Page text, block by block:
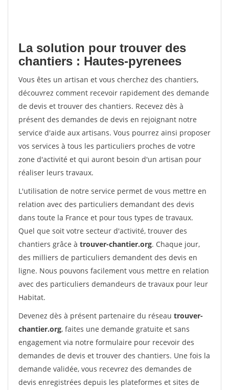
La solution pour trouver des
chantiers : Hautes-pyrenees
Vous êtes un artisan et vous cherchez des chantiers,
découvrez comment recevoir rapidement des demande
de devis et trouver des chantiers. Recevez dès à
présent des demandes de devis en rejoignant notre
service d'aide aux artisans. Vous pourrez ainsi proposer
vos services à tous les particuliers proches de votre
zone d'activité et qui auront besoin d'un artisan pour
réaliser leurs travaux.
L'utilisation de notre service permet de vous mettre en
relation avec des particuliers demandant des devis
dans toute la France et pour tous types de travaux.
Quel que soit votre secteur d'activité, trouver des
chantiers grâce à trouver-chantier.org. Chaque jour,
des milliers de particuliers demandent des devis en
ligne. Nous pouvons facilement vous mettre en relation
avec des particuliers demandeurs de travaux pour leur
Habitat.
Devenez dès à présent partenaire du réseau trouver-
chantier.org, faites une demande gratuite et sans
engagement via notre formulaire pour recevoir des
demandes de devis et trouver des chantiers. Une fois la
demande validée, vous recevrez des demandes de
devis enregistrées depuis les plateformes et sites de